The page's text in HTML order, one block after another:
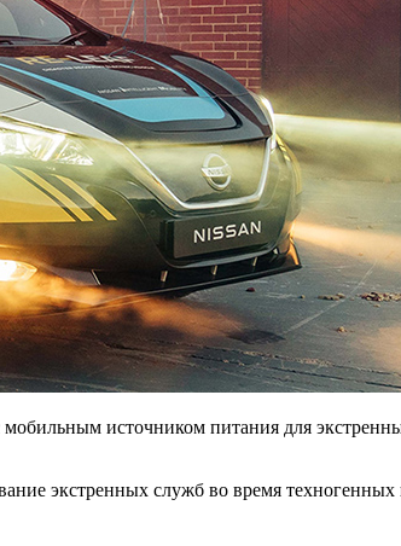
источником питания для
экстренных служб во время